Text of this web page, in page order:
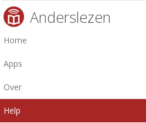
Anderslezen
Home
Apps
Over
Help